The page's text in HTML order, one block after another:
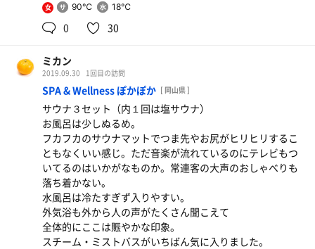
女 90℃ 18℃
0 30
ミカン
2019.09.30 1回目の訪問
SPA & Wellness ぽかぽか [ 岡山県 ]
サウナ３セット（内１回は塩サウナ）
お風呂は少しぬるめ。
フカフカのサウナマットでつま先やお尻がヒリヒリするこ
ともなくいい感じ。ただ音楽が流れているのにテレビもつ
いてるのはいかがなものか。常連客の大声のおしゃべりも
落ち着かない。
水風呂は冷たすぎず入りやすい。
外気浴も外から人の声がたくさん聞こえて
全体的にここは賑やかな印象。
スチーム・ミストバスがいちばん気に入りました。